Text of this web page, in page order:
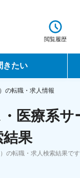
閲覧履歴
きたい
の転職・求人情報
医療系
結果
の転職・求人検索結果で